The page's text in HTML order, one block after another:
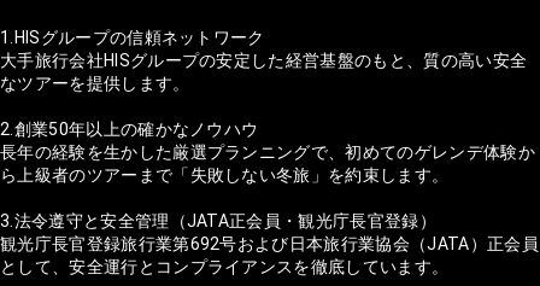
1.HISグループの信頼ネットワーク
大手旅行会社HISグループの安定した経営基盤のもと、質の高い安全
なツアーを提供します。
2.創業50年以上の確かなノウハウ
長年の経験を生かした厳選プランニングで、初めてのゲレンデ体験か
ら上級者のツアーまで「失敗しない冬旅」を約束します。
3.法令遵守と安全管理（JATA正会員・観光庁長官登録）
観光庁長官登録旅行業第692号および日本旅行業協会（JATA）正会員
として、安全運行とコンプライアンスを徹底しています。